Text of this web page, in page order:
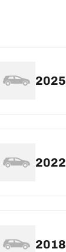
2025
2022
2018